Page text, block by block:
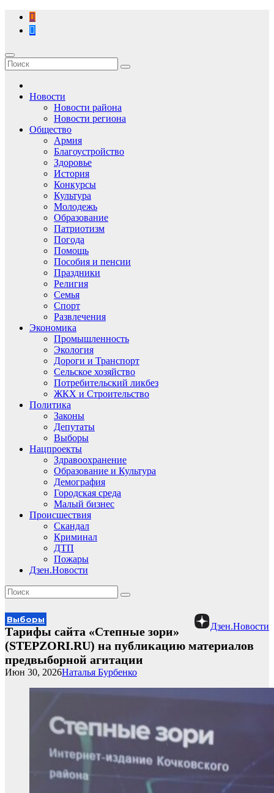
Перейти
содержимому
Новости
Новости района
Новости региона
Общество
Армия
Благоустройство
Здоровье
История
Конкурсы
Культура
Молодежь
Образование
Патриотизм
Погода
Помощь
Пособия и пенсии
Праздники
Религия
Семья
Спорт
Развлечения
Экономика
Промышленность
Экология
Дороги и Транспорт
Сельское хозяйство
Потребительский ликбез
ЖКХ и Строительство
Политика
Законы
Депутаты
Выборы
Нацпроекты
Здравоохранение
Образование и Культура
Демография
Городская среда
Малый бизнес
Происшествия
Скандал
Криминал
ДТП
Пожары
Дзен.Новости
Дзен.Новости
Выборы
Тарифы сайта «Степные зори»
(STEPZORI.RU) на публикацию материалов
предвыборной агитации
Наталья Бурбенко
Июн 30, 2026